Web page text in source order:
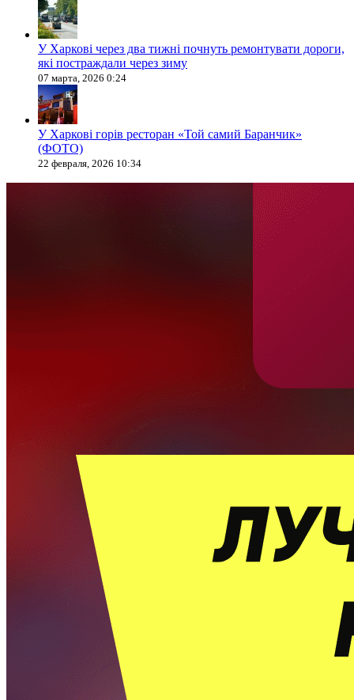
У Харкові через два тижні почнуть ремонтувати дороги,
які постраждали через зиму
07 марта, 2026 0:24
У Харкові горів ресторан «Той самий Баранчик»
(ФОТО)
22 февраля, 2026 10:34